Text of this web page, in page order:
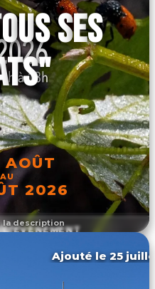
la description
SES
AOÛT
AU
2026
Ajouté le 25